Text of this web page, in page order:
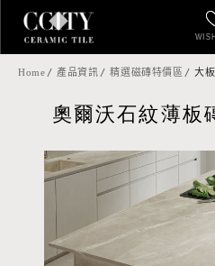
Home 產品資訊 精選磁磚特價區 大
奧爾沃石紋薄板